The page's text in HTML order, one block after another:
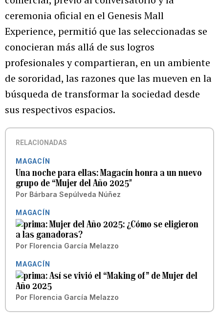
ceremonia oficial en el Genesis Mall
Experience, permitió que las seleccionadas se
conocieran más allá de sus logros
profesionales y compartieran, en un ambiente
de sororidad, las razones que las mueven en la
búsqueda de transformar la sociedad desde
sus respectivos espacios.
RELACIONADAS
MAGACÍN
Una noche para ellas: Magacín honra a un nuevo
grupo de “Mujer del Año 2025″
Por Bárbara Sepúlveda Núñez
MAGACÍN
Mujer del Año 2025: ¿Cómo se eligieron
a las ganadoras?
Por Florencia García Melazzo
MAGACÍN
Así se vivió el “Making of” de Mujer del
Año 2025
Por Florencia García Melazzo